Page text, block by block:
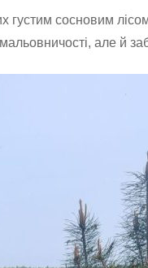
густим сосновим
але й